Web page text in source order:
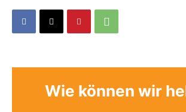
Wie können wir